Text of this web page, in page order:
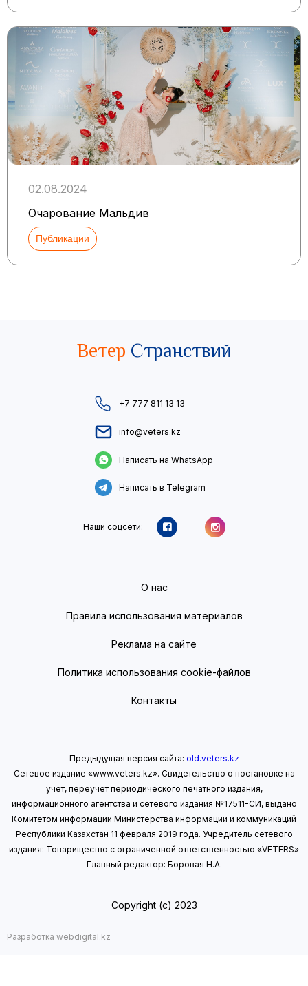
02.08.2024
Очарование Мальдив
Публикации
Ветер Странствий
+7 777 811 13 13
info@veters.kz
Написать на WhatsApp
Написать в Telegram
Наши соцсети:
О нас
Правила использования материалов
Реклама на сайте
Политика использования cookie-файлов
Контакты
Предыдущая версия сайта: old.veters.kz
Сетевое издание «www.veters.kz». Свидетельство о постановке на
учет, переучет периодического печатного издания,
информационного агентства и сетевого издания №17511-СИ, выдано
Комитетом информации Министерства информации и коммуникаций
Республики Казахстан 11 февраля 2019 года. Учредитель сетевого
издания: Товарищество с ограниченной ответственностью «VETERS»
Главный редактор: Боровая Н.А.
Copyright (с) 2023
Разработка webdigital.kz